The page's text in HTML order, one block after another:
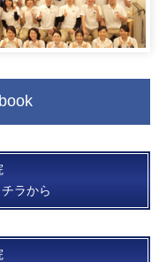
ラから